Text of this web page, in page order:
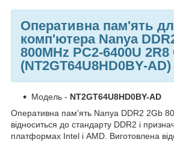
Оперативна пам'ять
комп'ютера Nanya
800MHz PC2-6400U 2R8
(NT2GT64U8HD0BY-
Модель - NT2GT64U8HD0BY-AD
Оперативна пам'ять Nanya DDR2 2Gb
відноситься до стандарту DDR2 і
платформах Intel і AMD. Виготовлена